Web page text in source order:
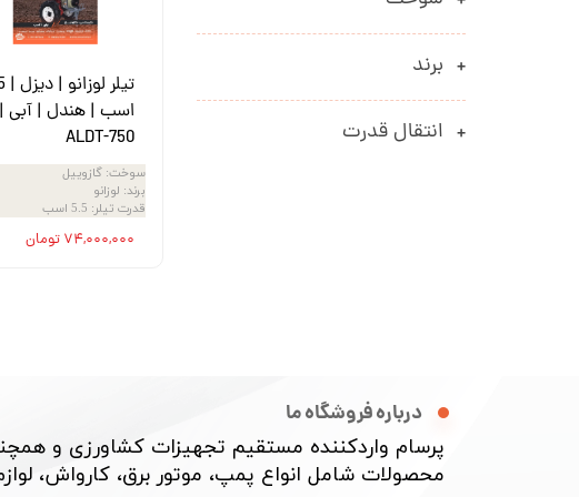
کارواش
موتور تک
موتور پمپ
سمپاش
علتفراش
اینورتر جوش
برند
انتقال قدرت
اسب | هندل | آبی |
ALDT-750
سوخت: گازوییل
برند: لوزانو
قدرت تیلر: 5.5 اسب
۷۴,۰۰۰,۰۰۰ تومان
درباره فروشگاه ما
پرسام واردکننده مستقیم تجهیزات کشاورزی و
محصولات شامل انواع پمپ، موتور برق، کارواش،